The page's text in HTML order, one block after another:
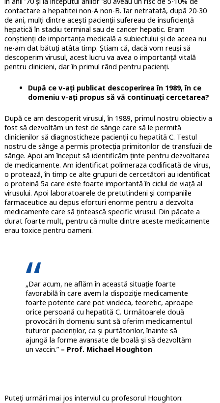
contactare a hepatitei non-A non-B. Iar netratată, după 20-30
de ani, mulți dintre acești pacienții sufereau de insuficiență
hepatică în stadiu terminal sau de cancer hepatic. Eram
conștienți de importanța medicală a subiectului și de aceea nu
ne-am dat bătuți atâta timp. Știam că, dacă vom reuși să
descoperim virusul, acest lucru va avea o importanță vitală
pentru clinicieni, dar în primul rând pentru pacienți.
După ce v-ați publicat descoperirea în 1989, în ce
domeniu v-ați propus să vă continuați cercetarea?
După ce am descoperit virusul, în 1989, primul nostru obiectiv a
fost să dezvoltăm un test de sânge care să le permită
clinicienilor să diagnosticheze pacienții cu hepatită C. Testul
nostru de sânge a permis protecția primitorilor de transfuzii de
sânge. Apoi am început să identificăm ținte pentru dezvoltarea
de medicamente. Am identificat polimeraza codificată de virus,
o protează, în timp ce alte grupuri de cercetători au identificat
o proteină 5a care este foarte importantă în ciclul de viață al
virusului. Apoi laboratoarele de pretutindeni și companiile
farmaceutice au depus eforturi enorme pentru a dezvolta
medicamente care să țintească specific virusul. Din păcate a
durat foarte mult, pentru că multe dintre aceste medicamente
erau toxice pentru oameni.
„Dar acum, ne aflăm în această situație foarte
favorabilă în care avem la dispoziție medicamente
foarte potente care pot vindeca, teoretic, aproape
orice persoană cu hepatită C. Următoarele două
provocări în domeniu sunt să oferim medicamentul
tuturor pacienților, ca și purtătorilor, înainte să
ajungă la forme avansate de boală și să dezvoltăm
un vaccin.” – Prof. Michael Houghton
Puteți urmări mai jos interviul cu profesorul Houghton: